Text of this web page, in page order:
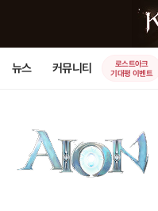
뉴스 커뮤니티
로스트아크
기대평 이벤트